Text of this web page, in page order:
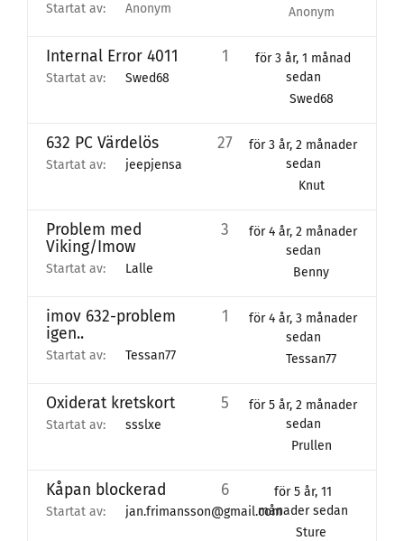
Startat av: Anonym
Anonym
Internal Error 4011
Startat av: Swed68
1
för 3 år, 1 månad
sedan
Swed68
632 PC Värdelös
Startat av: jeepjensa
27
för 3 år, 2 månader
sedan
Knut
Problem med
Viking/Imow
Startat av: Lalle
3
för 4 år, 2 månader
sedan
Benny
imov 632-problem
igen..
Startat av: Tessan77
1
för 4 år, 3 månader
sedan
Tessan77
Oxiderat kretskort
Startat av: ssslxe
5
för 5 år, 2 månader
sedan
Prullen
Kåpan blockerad
Startat av: jan.frimansson@gmail.com
6
för 5 år, 11
månader sedan
Sture